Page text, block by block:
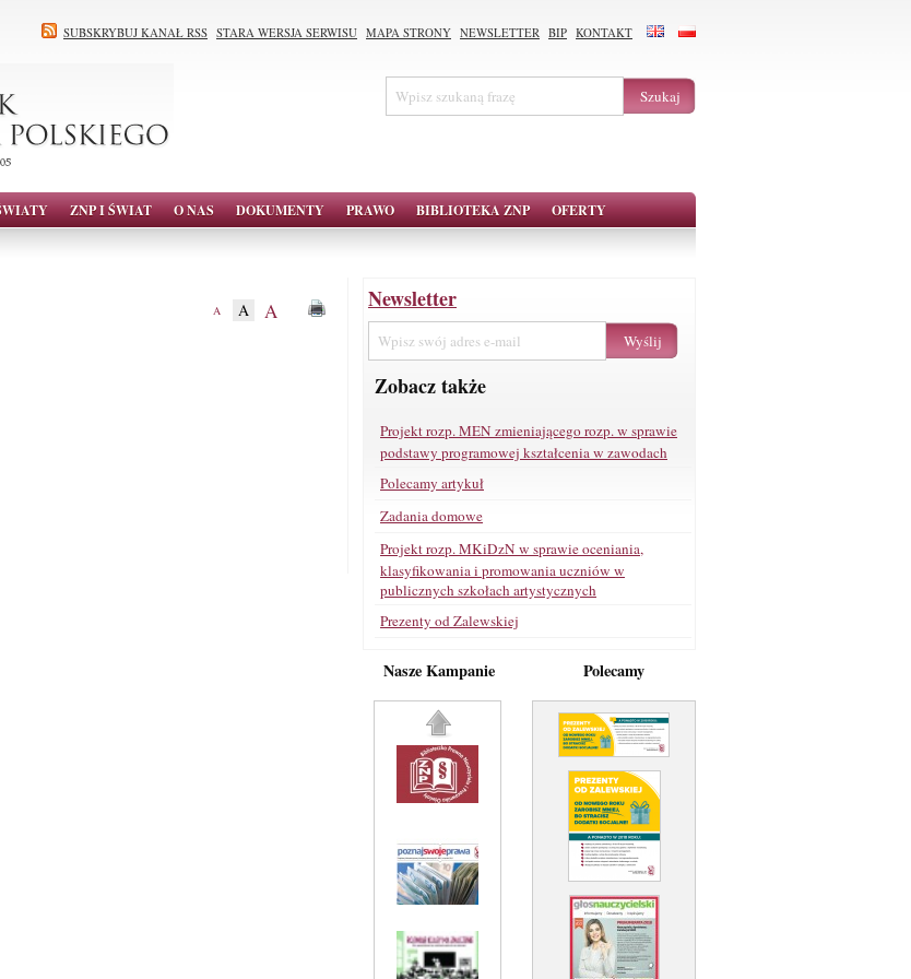
SUBSKRYBUJ KANAŁ RSS STARA WERSJA SERWISU MAPA STRONY NEWSLETTER BIP KONTAKT
ZNP I ŚWIAT O NAS DOKUMENTY PRAWO BIBLIOTEKA ZNP OFERTY
A A A Newsletter
Zobacz także
Projekt rozp. MEN zmieniającego rozp. w sprawie
podstawy programowej kształcenia w zawodach
Polecamy artykuł
Zadania domowe
Projekt rozp. MKiDzN w sprawie oceniania,
klasyfikowania i promowania uczniów w
publicznych szkołach artystycznych
Prezenty od Zalewskiej
Nasze Kampanie Polecamy